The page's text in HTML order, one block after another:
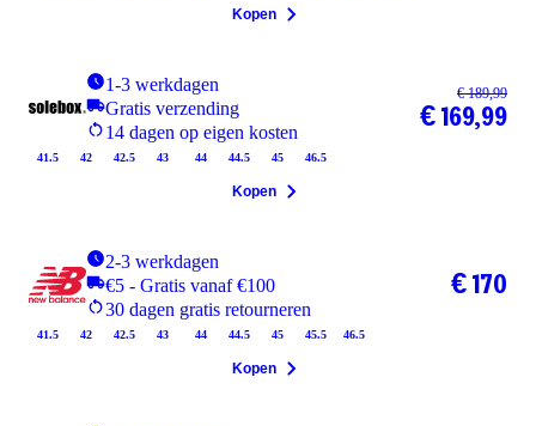
Kopen
1-3 werkdagen
Gratis verzending
14 dagen op eigen kosten
41.5 42 42.5 43 44 44.5 45 46.5
€ 189,99
€ 169,99
Kopen
2-3 werkdagen
€5 - Gratis vanaf €100
30 dagen gratis retourneren
41.5 42 42.5 43 44 44.5 45 45.5 46.5
€ 170
Kopen